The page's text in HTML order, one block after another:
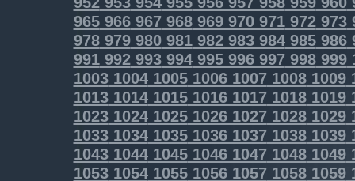
965966967968969970971972973
978979980981982983984985986
991992993994995996997998999
1003100410051006100710081009
1013101410151016101710181019
1023102410251026102710281029
1033103410351036103710381039
1043104410451046104710481049
1053105410551056105710581059